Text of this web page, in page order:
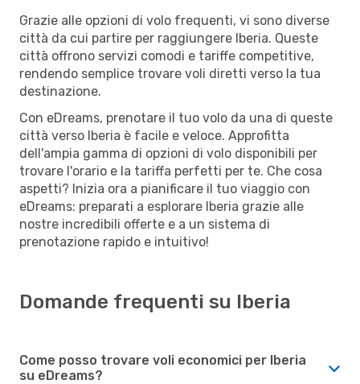
Grazie alle opzioni di volo frequenti, vi sono diverse
città da cui partire per raggiungere Iberia. Queste
città offrono servizi comodi e tariffe competitive,
rendendo semplice trovare voli diretti verso la tua
destinazione.
Con eDreams, prenotare il tuo volo da una di queste
città verso Iberia è facile e veloce. Approfitta
dell'ampia gamma di opzioni di volo disponibili per
trovare l'orario e la tariffa perfetti per te. Che cosa
aspetti? Inizia ora a pianificare il tuo viaggio con
eDreams: preparati a esplorare Iberia grazie alle
nostre incredibili offerte e a un sistema di
prenotazione rapido e intuitivo!
Domande frequenti su Iberia
Come posso trovare voli economici per Iberia
su eDreams?